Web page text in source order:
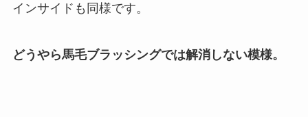
インサイドも同様です。
どうやら馬毛ブラッシングでは解消しない模様。